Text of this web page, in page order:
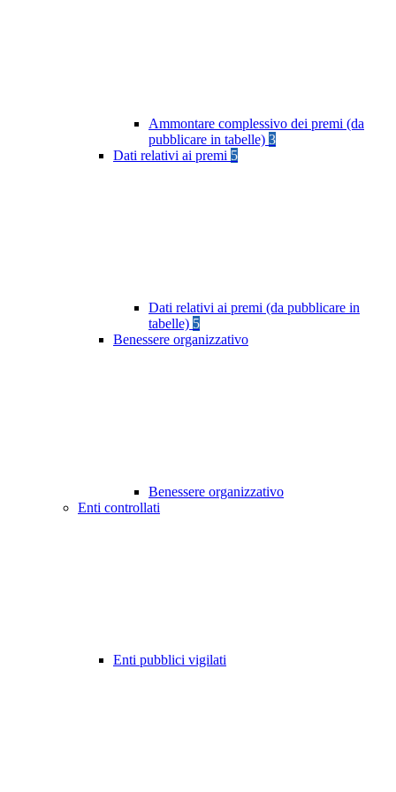
Ammontare complessivo dei premi (da
pubblicare in tabelle) 3
Dati relativi ai premi 5
Dati relativi ai premi (da pubblicare in
tabelle) 5
Benessere organizzativo
Benessere organizzativo
Enti controllati
Enti pubblici vigilati